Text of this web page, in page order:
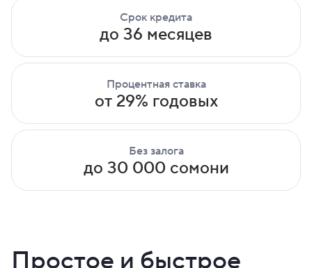
Срок кредита
до 36 месяцев
Процентная ставка
от 29% годовых
Без залога
до 30 000 сомони
Простое и быстрое